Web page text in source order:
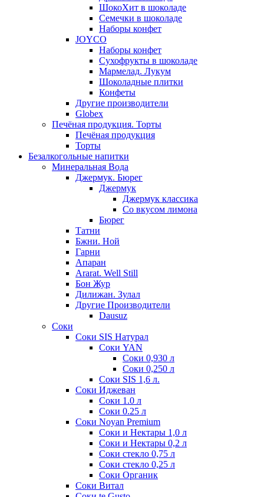
ШокоХит в шоколаде
Семечки в шоколаде
Наборы конфет
JOYCO
Наборы конфет
Сухофрукты в шоколаде
Мармелад. Лукум
Шоколадные плитки
Конфеты
Другие производители
Globex
Печёная продукция. Торты
Печёная продукция
Торты
Безалкогольные напитки
Минеральная Вода
Джермук. Бюрег
Джермук
Джермук классика
Со вкусом лимона
Бюрег
Татни
Бжни. Ной
Гарни
Апаран
Ararat. Well Still
Бон Жур
Дилижан. Зулал
Другие Производители
Dausuz
Соки
Соки SIS Натурал
Соки YAN
Соки 0,930 л
Соки 0,250 л
Соки SIS 1,6 л.
Соки Иджеван
Соки 1.0 л
Соки 0.25 л
Соки Noyan Premium
Соки и Нектары 1,0 л
Соки и Нектары 0,2 л
Соки стекло 0,75 л
Соки стекло 0,25 л
Соки Органик
Соки Витал